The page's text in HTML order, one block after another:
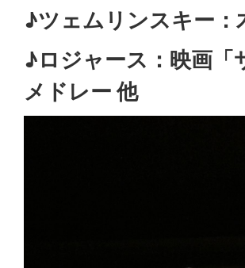
♪ツェムリンスキー：
♪ロジャース：映画「
メドレー 他